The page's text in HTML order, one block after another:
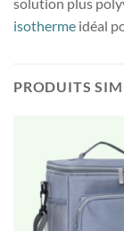
solution plus
isotherme idéal
PRODUITS